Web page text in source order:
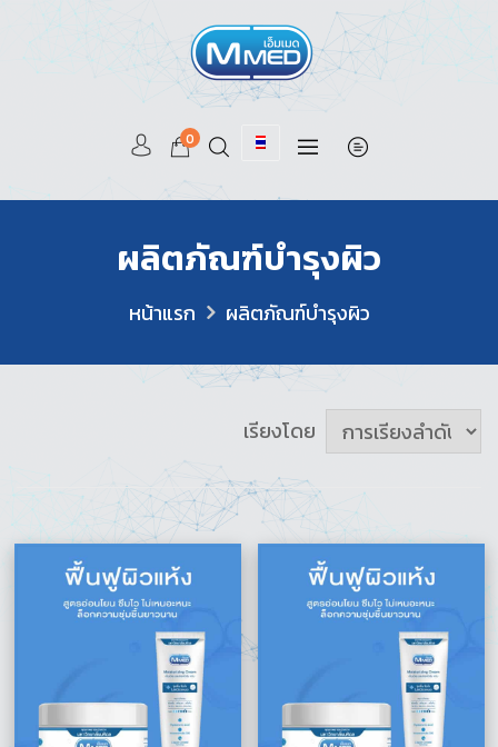
0
ผลิตภัณฑ์บำรุงผิว
หน้าแรก ผลิตภัณฑ์บำรุงผิว
เรียงโดย